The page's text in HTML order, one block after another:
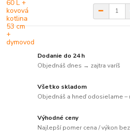
Dodanie do 24 h
Objednáš dnes → zajtra varíš
Všetko skladom
Objednáš a hneď odosielame
Výhodné ceny
Najlepší pomer cena / výkon